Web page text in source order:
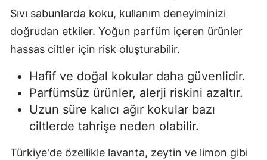
Sıvı sabunlarda koku, kullanım deneyiminizi
doğrudan etkiler. Yoğun parfüm içeren ürünler
hassas ciltler için risk oluşturabilir.
Hafif ve doğal kokular daha güvenlidir.
Parfümsüz ürünler, alerji riskini azaltır.
Uzun süre kalıcı ağır kokular bazı
ciltlerde tahrişe neden olabilir.
Türkiye'de özellikle lavanta, zeytin ve limon gibi